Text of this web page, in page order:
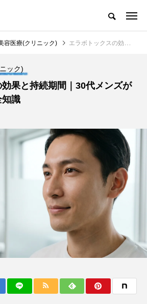
容医療(クリニック) エラボトックスの効果と持続期間｜30代メンズが知っておきたい全知識
ック)
果と持続期間｜30代メンズが
知識